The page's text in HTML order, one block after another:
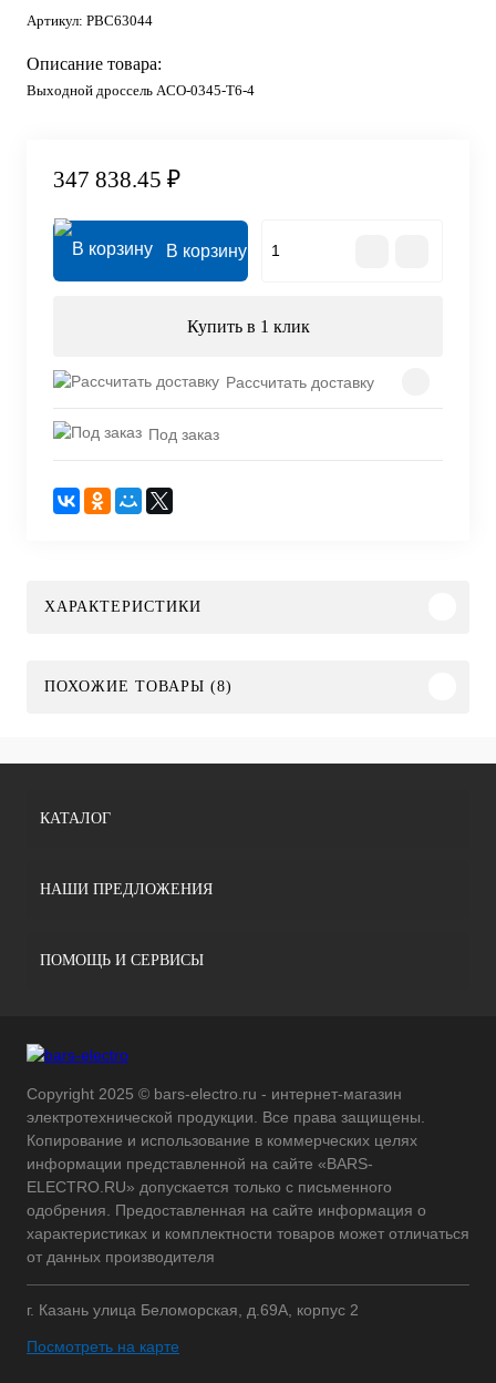
Артикул: PBC63044
Описание товара:
Выходной дроссель ACO-0345-T6-4
347 838.45 ₽
В корзину
Купить в 1 клик
Рассчитать доставку
Под заказ
ХАРАКТЕРИСТИКИ
ПОХОЖИЕ ТОВАРЫ (8)
КАТАЛОГ
НАШИ ПРЕДЛОЖЕНИЯ
ПОМОЩЬ И СЕРВИСЫ
Copyright 2025 © bars-electro.ru - интернет-магазин
электротехнической продукции. Все права защищены.
Копирование и использование в коммерческих целях
информации представленной на сайте «BARS-
ELECTRO.RU» допускается только с письменного
одобрения. Предоставленная на сайте информация о
характеристиках и комплектности товаров может отличаться
от данных производителя
г. Казань улица Беломорская, д.69А, корпус 2
Посмотреть на карте